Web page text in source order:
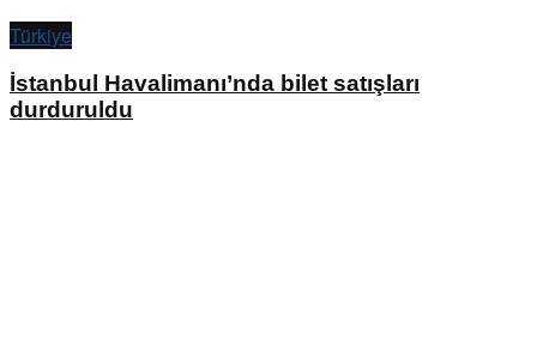
Türkiye
İstanbul Havalimanı’nda bilet satışları
durduruldu